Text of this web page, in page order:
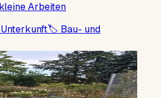
Arbeiten
🏷 Bau- und